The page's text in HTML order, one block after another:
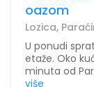
oazom
Lozica,
U ponudi
etaže. Oko
minuta od
više